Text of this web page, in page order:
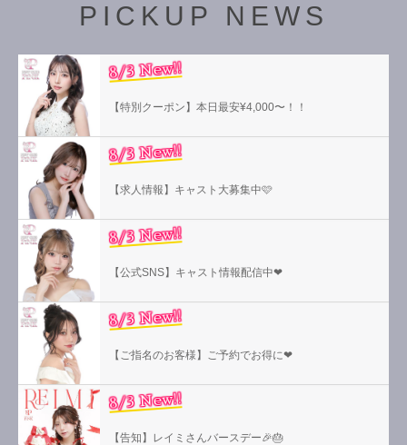
PICKUP NEWS
8/3 New!!
【特別クーポン】本日最安¥4,000〜！！
8/3 New!!
【求人情報】キャスト大募集中🩷
8/3 New!!
【公式SNS】キャスト情報配信中❤︎
8/3 New!!
【ご指名のお客様】ご予約でお得に❤︎
8/3 New!!
【告知】レイミさんバースデー🎉🎂